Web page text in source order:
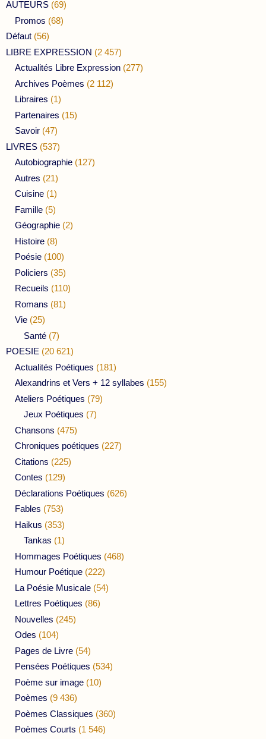
AUTEURS (69)
Promos (68)
Défaut (56)
LIBRE EXPRESSION (2 457)
Actualités Libre Expression (277)
Archives Poèmes (2 112)
Libraires (1)
Partenaires (15)
Savoir (47)
LIVRES (537)
Autobiographie (127)
Autres (21)
Cuisine (1)
Famille (5)
Géographie (2)
Histoire (8)
Poésie (100)
Policiers (35)
Recueils (110)
Romans (81)
Vie (25)
Santé (7)
POESIE (20 621)
Actualités Poétiques (181)
Alexandrins et Vers + 12 syllabes (155)
Ateliers Poétiques (79)
Jeux Poétiques (7)
Chansons (475)
Chroniques poétiques (227)
Citations (225)
Contes (129)
Déclarations Poétiques (626)
Fables (753)
Haikus (353)
Tankas (1)
Hommages Poétiques (468)
Humour Poétique (222)
La Poésie Musicale (54)
Lettres Poétiques (86)
Nouvelles (245)
Odes (104)
Pages de Livre (54)
Pensées Poétiques (534)
Poème sur image (10)
Poèmes (9 436)
Poèmes Classiques (360)
Poèmes Courts (1 546)